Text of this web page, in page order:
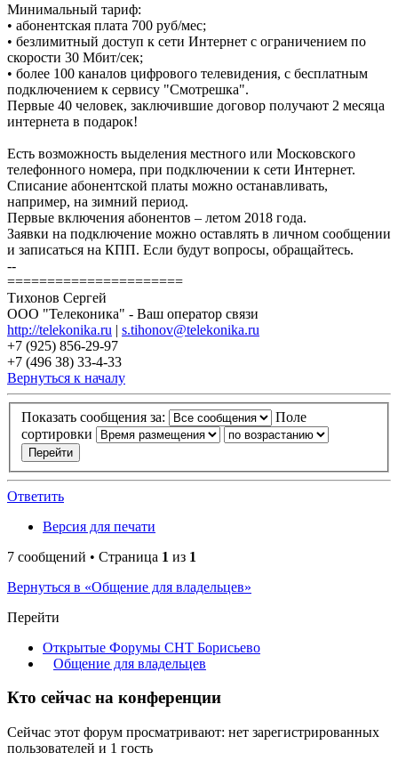
Минимальный тариф:
• абонентская плата 700 руб/мес;
• безлимитный доступ к сети Интернет с ограничением по
скорости 30 Мбит/сек;
• более 100 каналов цифрового телевидения, с бесплатным
подключением к сервису "Смотрешка".
Первые 40 человек, заключившие договор получают 2 месяца
интернета в подарок!
Есть возможность выделения местного или Московского
телефонного номера, при подключении к сети Интернет.
Списание абонентской платы можно останавливать,
например, на зимний период.
Первые включения абонентов – летом 2018 года.
Заявки на подключение можно оставлять в личном сообщении
и записаться на КПП. Если будут вопросы, обращайтесь.
--
======================
Тихонов Сергей
ООО "Телеконика" - Ваш оператор связи
http://telekonika.ru | s.tihonov@telekonika.ru
+7 (925) 856-29-97
+7 (496 38) 33-4-33
Вернуться к началу
Показать сообщения за:
Поле
сортировки
Ответить
Версия для печати
7 сообщений • Страница 1 из 1
Вернуться в «Общение для владельцев»
Перейти
Открытые Форумы СНТ Борисьево
Общение для владельцев
Кто сейчас на конференции
Сейчас этот форум просматривают: нет зарегистрированных
пользователей и 1 гость